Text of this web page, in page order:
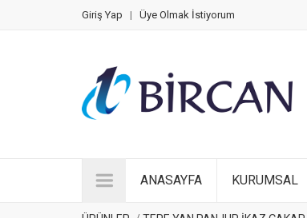
Giriş Yap | Üye Olmak İstiyorum
ANASAYFA KURUMSAL